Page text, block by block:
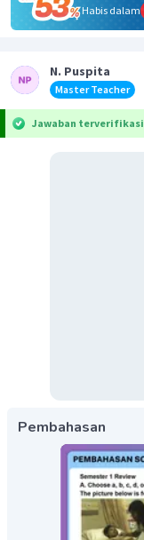
Habis dalam
N. Puspita
Master Teacher
Jawaban terverifikasi
Pembahasan